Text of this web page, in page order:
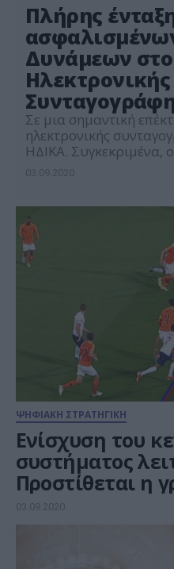
Πλήρης
Δυνάμεων
Ηλεκτρονικής
Σε μια σημαντική
ηλεκτρονικής
ΗΔΙΚΑ. Συγκεκριμένα,
σύστημα των
στους τρεις κλάδους
Από τις αρχές του
εφαρμόστηκε
ΨΗΦΙΑΚΗ ΣΤΡΑΤΗΓΙΚΗ
Ενίσχυση του
συστήματος
Προστίθεται η
03.09.2020